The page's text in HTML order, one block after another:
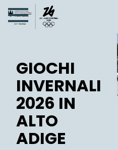
GIOCHI
INVERNALI
2026 IN
ALTO
ADIGE